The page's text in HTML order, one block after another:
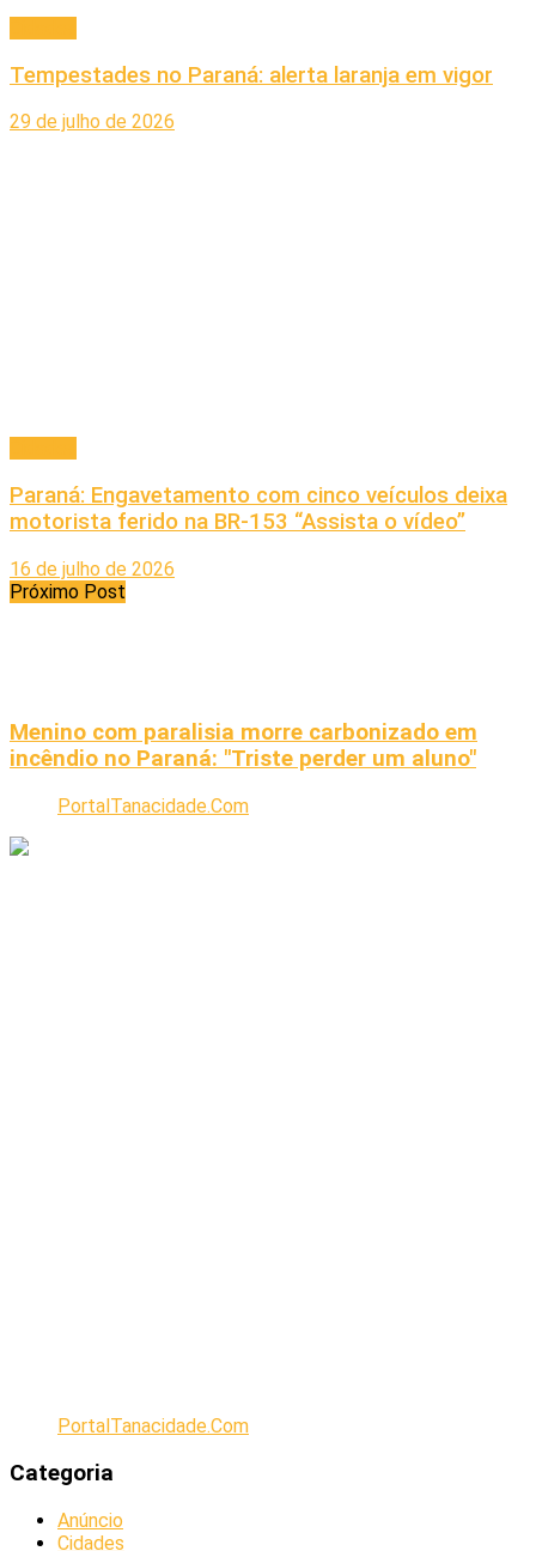
Tempestades no Paraná: alerta laranja em vigor
29 de julho de 2026
Paraná: Engavetamento com cinco veículos deixa
motorista ferido na BR-153 “Assista o vídeo”
16 de julho de 2026
Próximo Post
Menino com paralisia morre carbonizado em
incêndio no Paraná: "Triste perder um aluno"
PortalTanacidade.Com
PortalTanacidade.Com
Categoria
Anúncio
Cidades